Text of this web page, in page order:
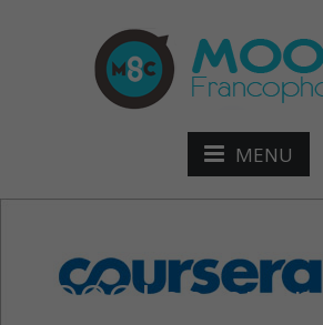
MENU
MOOC Lancer une